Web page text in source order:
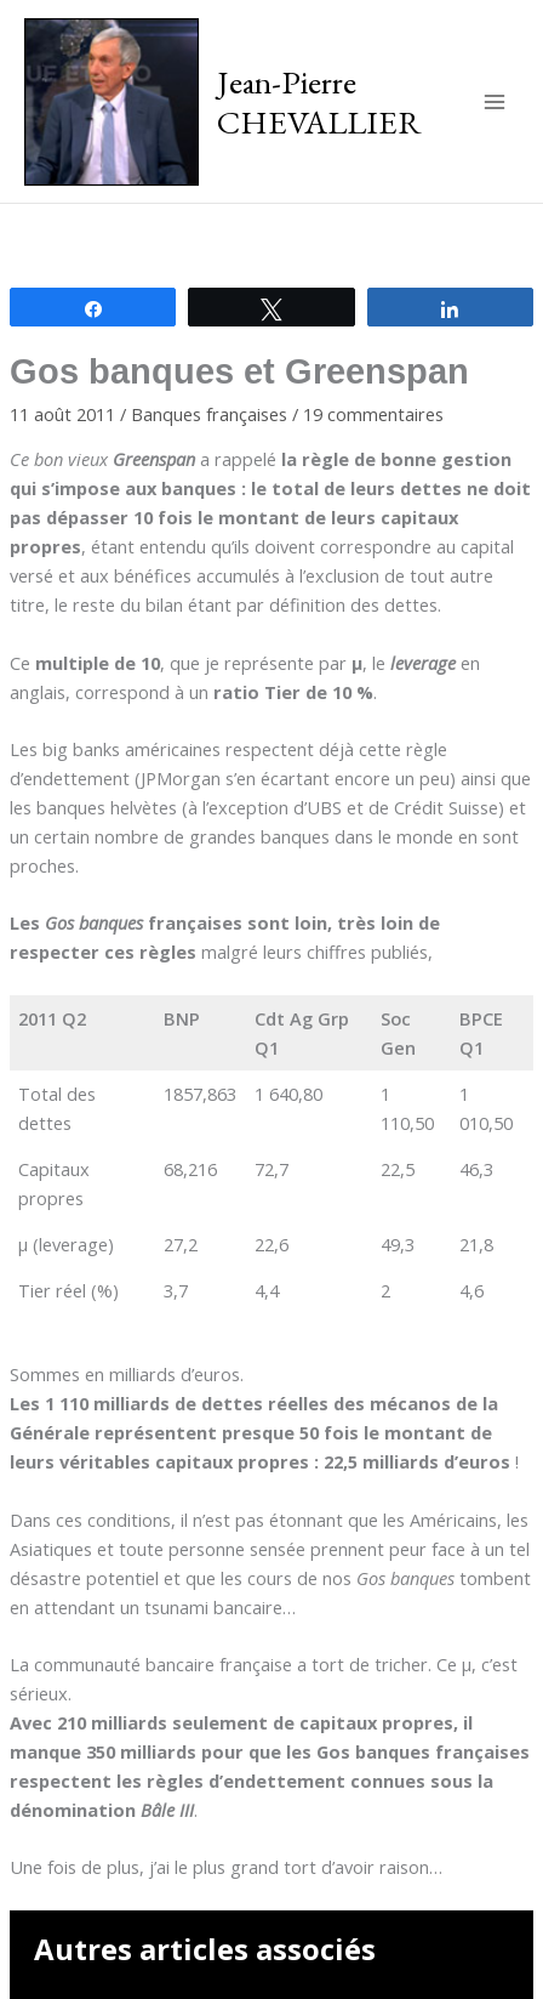
Jean-Pierre
CHEVALLIER
Gos banques et Greenspan
11 août 2011 / Banques françaises / 19 commentaires
Ce bon vieux Greenspan a rappelé la règle de bonne gestion
qui s’impose aux banques : le total de leurs dettes ne doit
pas dépasser 10 fois le montant de leurs capitaux
propres, étant entendu qu’ils doivent correspondre au capital
versé et aux bénéfices accumulés à l’exclusion de tout autre
titre, le reste du bilan étant par définition des dettes.
Ce multiple de 10, que je représente par µ, le leverage en
anglais, correspond à un ratio Tier de 10 %.
Les big banks américaines respectent déjà cette règle
d’endettement (JPMorgan s’en écartant encore un peu) ainsi que
les banques helvètes (à l’exception d’UBS et de Crédit Suisse) et
un certain nombre de grandes banques dans le monde en sont
proches.
Les Gos banques françaises sont loin, très loin de
respecter ces règles malgré leurs chiffres publiés,
2011 Q2 BNP
Cdt Ag Grp
Q1
Soc
Gen
BPCE
Q1
Total des
dettes
1857,863 1 640,80
1
110,50
1
010,50
Capitaux
propres
68,216 72,7 22,5 46,3
µ (leverage) 27,2 22,6 49,3
21,8
Tier réel (%)
3,7 4,4 2 4,6
Sommes en milliards d’euros.
Les 1 110 milliards de dettes réelles des mécanos de la
Générale représentent presque 50 fois le montant de
leurs véritables capitaux propres : 22,5 milliards d’euros !
Dans ces conditions, il n’est pas étonnant que les Américains, les
Asiatiques et toute personne sensée prennent peur face à un tel
désastre potentiel et que les cours de nos Gos banques tombent
en attendant un tsunami bancaire…
La communauté bancaire française a tort de tricher. Ce µ, c’est
sérieux.
Avec 210 milliards seulement de capitaux propres, il
manque 350 milliards pour que les Gos banques françaises
respectent les règles d’endettement connues sous la
dénomination Bâle III.
Une fois de plus, j’ai le plus grand tort d’avoir raison…
Autres articles associés